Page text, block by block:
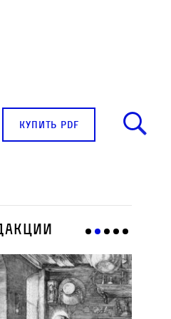
купить pdf